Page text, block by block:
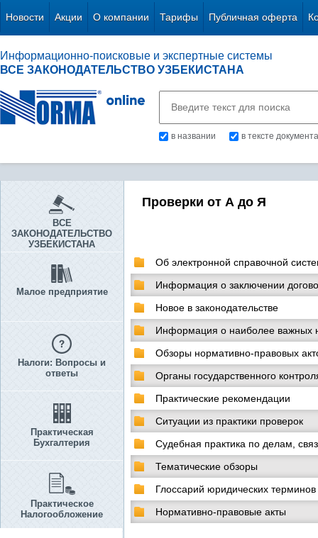
Новости Акции О компании Тарифы Публичная оферта
Информационно-поисковые и экспертные системы
ВСЕ ЗАКОНОДАТЕЛЬСТВО УЗБЕКИСТАНА
в названии в тексте документа
ВСЕ
ЗАКОНОДАТЕЛЬСТВО
УЗБЕКИСТАНА
Малое предприятие
Налоги: Вопросы и
ответы
Практическая
Бухгалтерия
Практическое
Налогообложение
Проверки от А до Я
Об электронной справочной
Информация о заключении
Новое в законодательстве
Информация о наиболее важных
Обзоры нормативно-правовых
Органы государственного
Практические рекомендации
Ситуации из практики проверок
Судебная практика по делам,
Тематические обзоры
Глоссарий юридических терминов
Нормативно-правовые акты